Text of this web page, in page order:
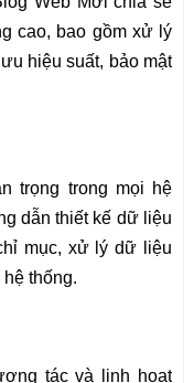
cao, bao gồm xử lý
hiệu suất, bảo mật
trọng trong mọi hệ
dẫn thiết kế dữ liệu
mục, xử lý dữ liệu
thống.
tác và linh hoạt